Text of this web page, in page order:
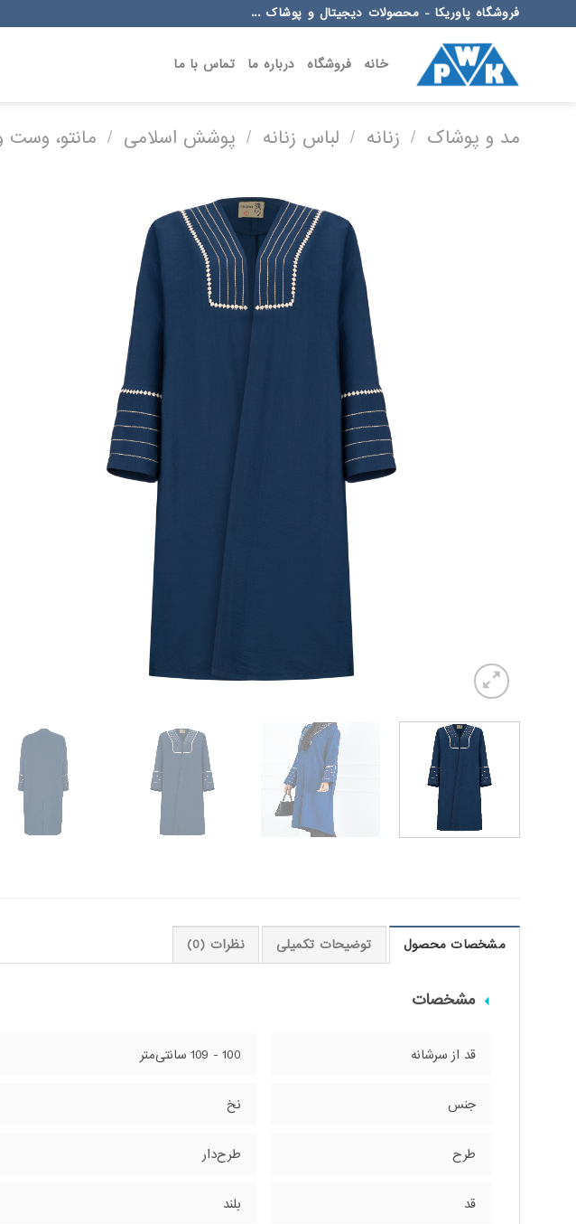
to
فروشگاه پاوریکا - محصولات دیجیتال و پوشاک ...
خانه فروشگاه درباره ما تماس با ما
مد و پوشاک / زنانه / لباس زنانه / پوشش اسلامی / مانتو، وست
مشخصات محصول توضیحات تکمیلی نظرات (0)
مشخصات
قد از سرشانه 100 - 109 سانتی‌متر
جنس نخ
طرح طرح‌دار
قد بلند